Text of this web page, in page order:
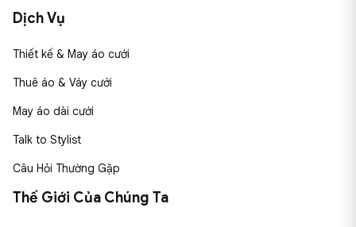
Dịch Vụ
Thiết kế & May áo cưới
Thuê áo & Váy cưới
May áo dài cưới
Talk to Stylist
Câu Hỏi Thường Gặp
Thế Giới Của Chúng Ta